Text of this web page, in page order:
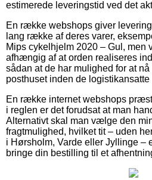
estimerede leveringstid ved det
En række webshops giver
lang række af deres varer,
Mips cykelhjelm 2020 – Gul, men
afhængig af at orden realiseres
sådan at de har mulighed for at
posthuset inden de logistikansatte
En række internet webshops
i reglen er det forudsat at man
Alternativt skal man vælge den
fragtmulighed, hvilket tit – uden
i Hørsholm, Varde eller Jyllinge –
bringe din bestilling til et